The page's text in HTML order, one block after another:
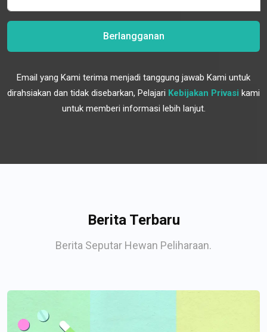
Berlangganan
Email yang Kami terima menjadi tanggung jawab Kami untuk
dirahsiakan dan tidak disebarkan, Pelajari Kebijakan Privasi kami
untuk memberi informasi lebih lanjut.
Berita Terbaru
Berita Seputar Hewan Peliharaan.